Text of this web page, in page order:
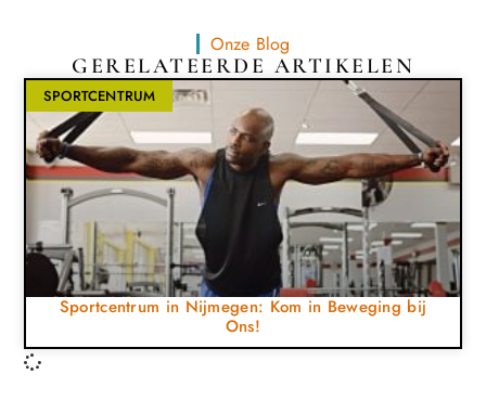
Onze Blog
GERELATEERDE ARTIKELEN
SPORTCENTRUM
Sportcentrum in Nijmegen: Kom in Beweging bij
Ons!